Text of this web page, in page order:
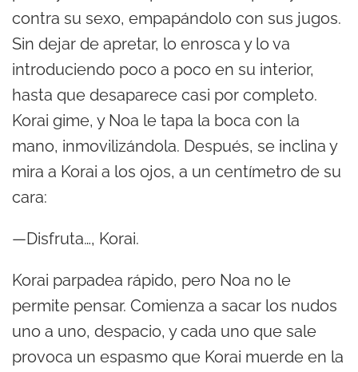
contra su sexo, empapándolo con sus jugos.
Sin dejar de apretar, lo enrosca y lo va
introduciendo poco a poco en su interior,
hasta que desaparece casi por completo.
Korai gime, y Noa le tapa la boca con la
mano, inmovilizándola. Después, se inclina y
mira a Korai a los ojos, a un centímetro de su
cara:
—Disfruta…, Korai.
Korai parpadea rápido, pero Noa no le
permite pensar. Comienza a sacar los nudos
uno a uno, despacio, y cada uno que sale
provoca un espasmo que Korai muerde en la